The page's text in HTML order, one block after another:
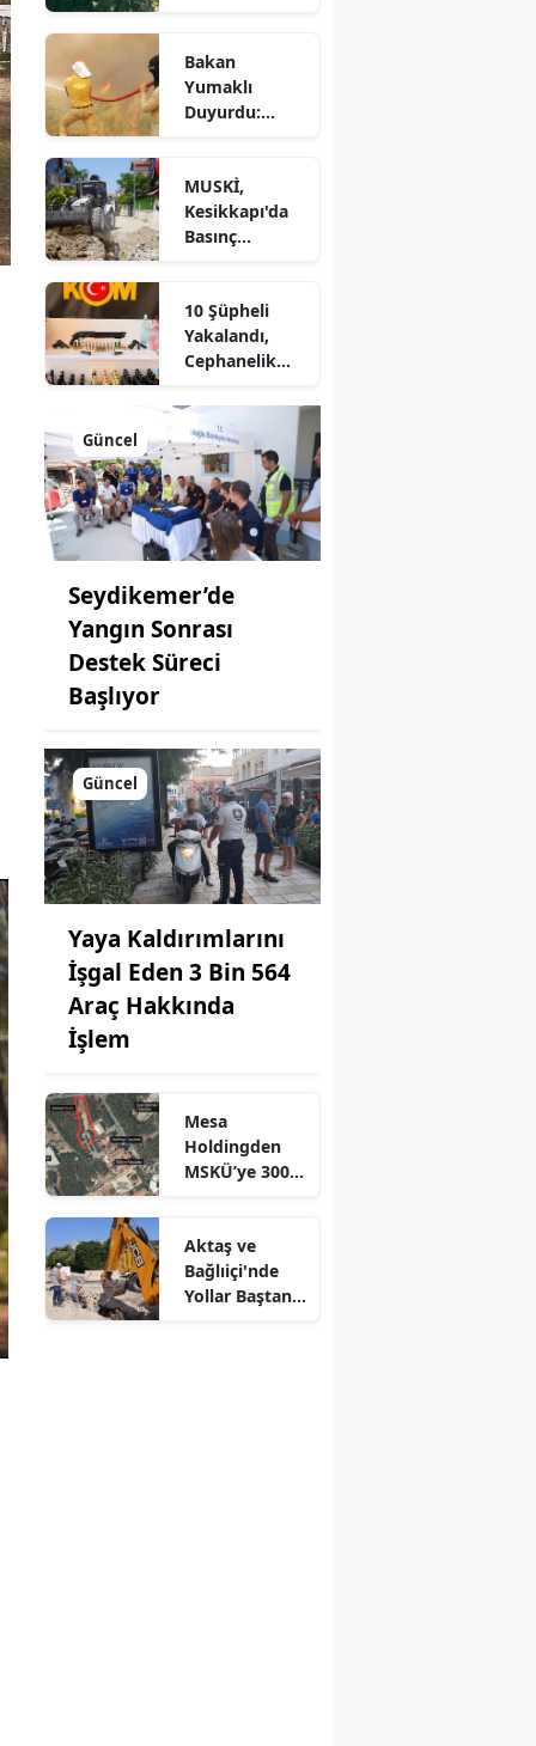
Bekleyecek
Bakan
Yumaklı
Duyurdu:
Kontrol
Altında
MUSKİ,
Kesikkapı'da
Basınç
10 Şüpheli
Yakalandı,
Cephanelik
Mühimmat Ele
Geçirildi
Güncel
Seydikemer’de
Yangın Sonrası
Destek Süreci
Başlıyor
Güncel
Yaya Kaldırımlarını
İşgal Eden 3 Bin 564
Araç Hakkında
İşlem
Mesa
Holdingden
MSKÜ’ye 300
Fakültesi
Bağışı
Aktaş ve
Bağlıiçi'nde
Yollar Baştan